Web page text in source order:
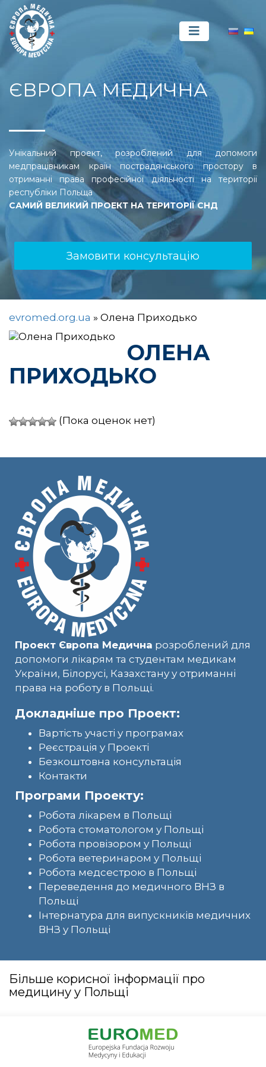
ЄВРОПА МЕДИЧНА
Унікальний проект, розроблений для допомоги
медпрацівникам країн пострадянського простору в
отриманні права професійної діяльності на території
республіки Польща
САМИЙ ВЕЛИКИЙ ПРОЕКТ НА ТЕРИТОРІЇ СНД
Замовити консультацію
evromed.org.ua » Олена Приходько
ОЛЕНА
ПРИХОДЬКО
(Пока оценок нет)
Проект Європа Медична розроблений для
допомоги лікарям та студентам медикам
України, Білорусі, Казахстану у отриманні
права на роботу в Польщі.
Докладніше про Проект:
Вартість участі у програмах
Реєстрація у Проекті
Безкоштовна консультація
Контакти
Програми Проекту:
Робота лікарем в Польщі
Робота стоматологом у Польщі
Робота провізором у Польщі
Робота ветеринаром у Польщі
Робота медсестрою в Польщі
Переведення до медичного ВНЗ в
Польщі
Інтернатура для випускників медичних
ВНЗ у Польщі
Більше корисної інформації про
медицину у Польщі